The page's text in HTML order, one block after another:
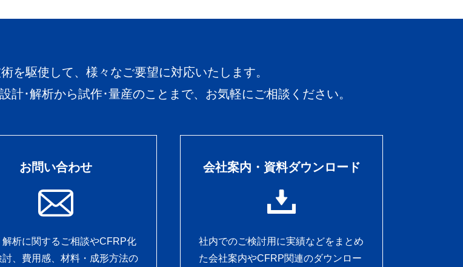
を駆使して、様々なご要望に対応いたします。
計･解析から試作･量産のことまで、お気軽にご相談ください。
お問い合わせ
解析に関するご相談やCFRP化
討、費用感、材料・成形方法の
会社案内・資料ダウンロード
社内でのご検討用に実績などをまとめ
た会社案内やCFRP関連のダウンロー